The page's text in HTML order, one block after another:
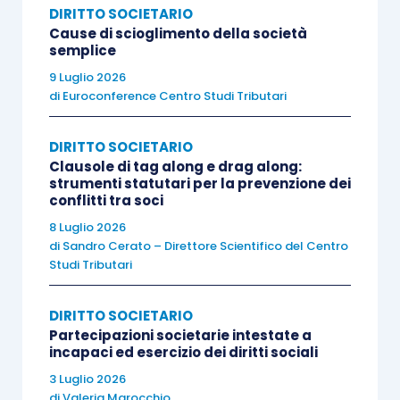
Vanno annotati in apposita sezione i soci
individuati dall’
articolo 2527 cod. civ.,
cosiddetti soci speciali che, in deroga al
principio della parità di trattamento
dell’interesse alla sua formazione ovvero del suo
inserimento nell’impresa”.Decorso il periodo di
prova, al massimo 5 anni, il
stessi diritti degli ordinari
socio speciale a socio ordinario deve essere
Vanno inoltre annotati in distinta sezione i
volontari, la cui presenza è prevista solo nelle
cooperative sociali e
DIRITTO SOCIETARIO
Cause di scioglimento della società
semplice
9 Luglio 2026
di Euroconference Centro Studi Tributari
DIRITTO SOCIETARIO
Clausole di tag along e drag along:
strumenti statutari per la prevenzione dei
conflitti tra soci
8 Luglio 2026
di Sandro Cerato – Direttore Scientifico del Centro
Studi Tributari
DIRITTO SOCIETARIO
Partecipazioni societarie intestate a
incapaci ed esercizio dei diritti sociali
3 Luglio 2026